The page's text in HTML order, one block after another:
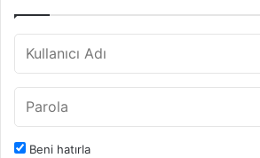
Beni hatırla